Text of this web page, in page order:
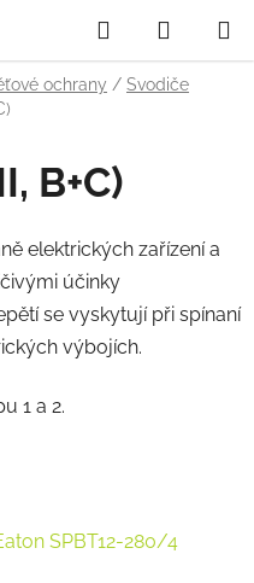
Hledat
KOŠÍK
ochrany / Svodiče
B+C)
elektrických zařízení a
účinky
se vyskytují při spínaní
výbojích.
1 a 2.
SPBT12-280/4